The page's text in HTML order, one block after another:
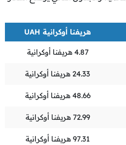
هريفنا أوكرانية UAH
4.87 هريفنا أوكرانية
24.33 هريفنا أوكرانية
48.66 هريفنا أوكرانية
72.99 هريفنا أوكرانية
97.31 هريفنا أوكرانية